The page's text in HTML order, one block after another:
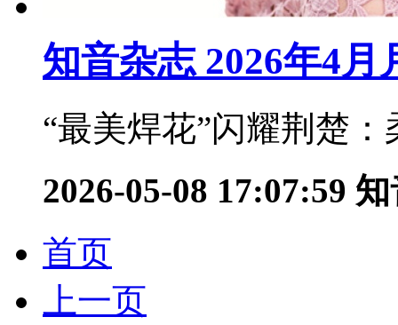
知音杂志 2026年4月
“最美焊花”闪耀荆楚
2026-05-08 17:07:59
首页
上一页